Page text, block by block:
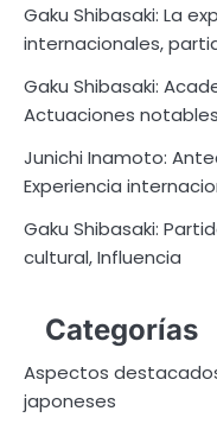
Gaku Shibasaki: La
internacionales,
Gaku Shibasaki:
Actuaciones notables
Junichi Inamoto:
Experiencia
Gaku Shibasaki:
cultural, Influencia
Categorías
Aspectos
japoneses